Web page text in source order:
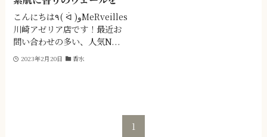
こんにちは٩( ᐛ )وMeRveilles
川崎アゼリア店です！最近お
問い合わせの多い、人気N...
2023年2月20日 香水
1